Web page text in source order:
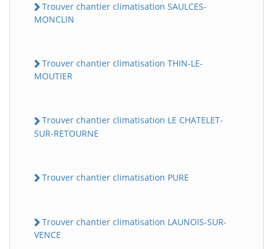
Trouver chantier climatisation SAULCES-
MONCLIN
Trouver chantier climatisation THIN-LE-
MOUTIER
Trouver chantier climatisation LE CHATELET-
SUR-RETOURNE
Trouver chantier climatisation PURE
Trouver chantier climatisation LAUNOIS-SUR-
VENCE